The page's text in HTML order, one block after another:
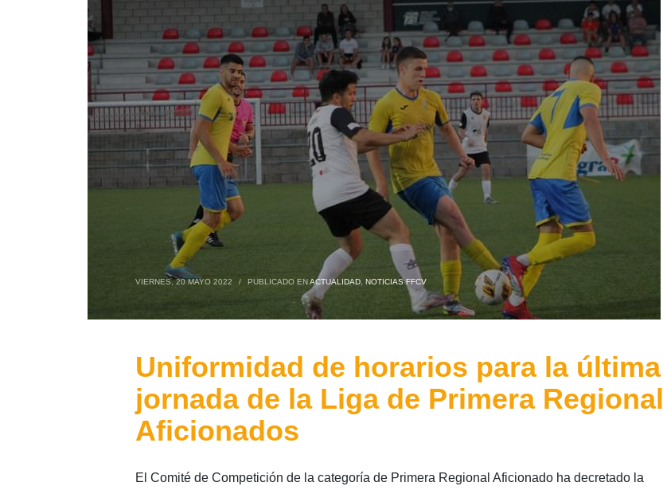
VIERNES, 20 MAYO 2022 / PUBLICADO ENACTUALIDAD, NOTICIAS FFCV
Uniformidad de horarios para la última
jornada de la Liga de Primera Regional
Aficionados
El Comité de Competición de la categoría de Primera Regional Aficionado ha decretado la